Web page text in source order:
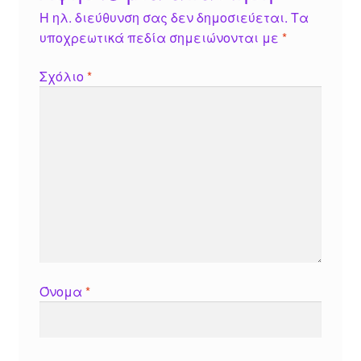
Η ηλ. διεύθυνση σας δεν δημοσιεύεται. Τα
υποχρεωτικά πεδία σημειώνονται με *
Σχόλιο*
Όνομα *